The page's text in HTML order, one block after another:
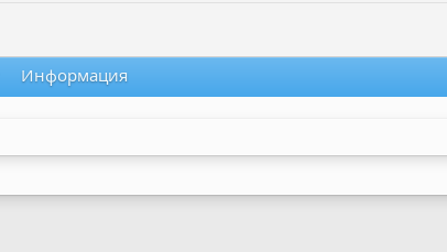
Информация